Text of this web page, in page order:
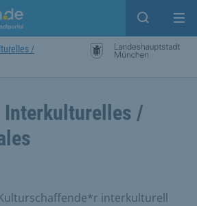
Suche
/
Interkulturelles /
interkulturell